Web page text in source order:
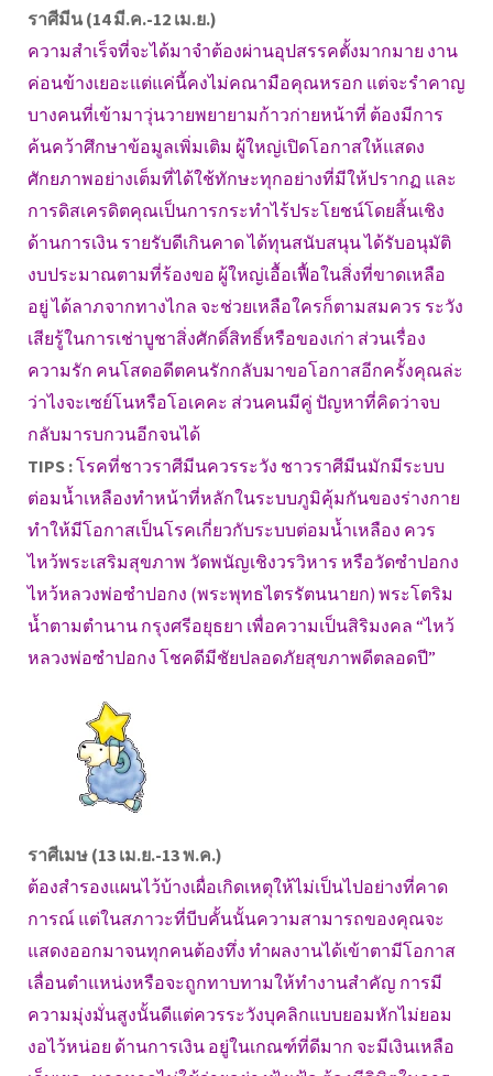
ราศีมีน (14 มี.ค.-12 เม.ย.)
ความสำเร็จที่จะได้มาจำต้องผ่านอุปสรรคตั้งมากมาย งาน
ค่อนข้างเยอะแต่แค่นี้คงไม่คณามือคุณหรอก แต่จะรำคาญ
บางคนที่เข้ามาวุ่นวายพยายามก้าวก่ายหน้าที่ ต้องมีการ
ค้นคว้าศึกษาข้อมูลเพิ่มเติม ผู้ใหญ่เปิดโอกาสให้แสดง
ศักยภาพอย่างเต็มที่ได้ใช้ทักษะทุกอย่างที่มีให้ปรากฏ และ
การดิสเครดิตคุณเป็นการกระทำไร้ประโยชน์โดยสิ้นเชิง
ด้านการเงิน รายรับดีเกินคาด ได้ทุนสนับสนุน ได้รับอนุมัติ
งบประมาณตามที่ร้องขอ ผู้ใหญ่เอื้อเฟื้อในสิ่งที่ขาดเหลือ
อยู่ ได้ลาภจากทางไกล จะช่วยเหลือใครก็ตามสมควร ระวัง
เสียรู้ในการเช่าบูชาสิ่งศักดิ์สิทธิ์หรือของเก่า ส่วนเรื่อง
ความรัก คนโสดอดีตคนรักกลับมาขอโอกาสอีกครั้งคุณล่ะ
ว่าไงจะเซย์โนหรือโอเคคะ ส่วนคนมีคู่ ปัญหาที่คิดว่าจบ
กลับมารบกวนอีกจนได้
TIPS :โรคที่ชาวราศีมีนควรระวัง ชาวราศีมีนมักมีระบบ
ต่อมน้ำเหลืองทำหน้าที่หลักในระบบภูมิคุ้มกันของร่างกาย
ทำให้มีโอกาสเป็นโรคเกี่ยวกับระบบต่อมน้ำเหลือง ควร
ไหว้พระเสริมสุขภาพ วัดพนัญเชิงวรวิหาร หรือวัดซำปอกง
ไหว้หลวงพ่อซำปอกง (พระพุทธไตรรัตนนายก) พระโตริม
น้ำตามตำนาน กรุงศรีอยุธยา เพื่อความเป็นสิริมงคล “ไหว้
หลวงพ่อซำปอกง โชคดีมีชัยปลอดภัยสุขภาพดีตลอดปี”
ราศีเมษ (13 เม.ย.-13 พ.ค.)
ต้องสำรองแผนไว้บ้างเผื่อเกิดเหตุให้ไม่เป็นไปอย่างที่คาด
การณ์ แต่ในสภาวะที่บีบคั้นนั้นความสามารถของคุณจะ
แสดงออกมาจนทุกคนต้องทึ่ง ทำผลงานได้เข้าตามีโอกาส
เลื่อนตำแหน่งหรือจะถูกทาบทามให้ทำงานสำคัญ การมี
ความมุ่งมั่นสูงนั้นดีแต่ควรระวังบุคลิกแบบยอมหักไม่ยอม
งอไว้หน่อย ด้านการเงิน อยู่ในเกณฑ์ที่ดีมาก จะมีเงินเหลือ